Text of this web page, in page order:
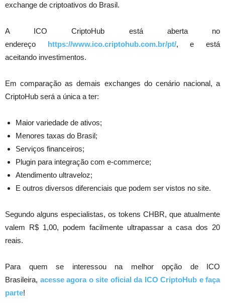
exchange de criptoativos do Brasil.
A ICO CriptoHub está aberta no
endereço https://www.ico.criptohub.com.br/pt/, e está
aceitando investimentos.
Em comparação as demais exchanges do cenário nacional, a
CriptoHub será a única a ter:
Maior variedade de ativos;
Menores taxas do Brasil;
Serviços financeiros;
Plugin para integração com e-commerce;
Atendimento ultraveloz;
E outros diversos diferenciais que podem ser vistos no site.
Segundo alguns especialistas, os tokens CHBR, que atualmente
valem R$ 1,00, podem facilmente ultrapassar a casa dos 20
reais.
Para quem se interessou na melhor opção de ICO
Brasileira, acesse agora o site oficial da ICO CriptoHub e faça
parte!